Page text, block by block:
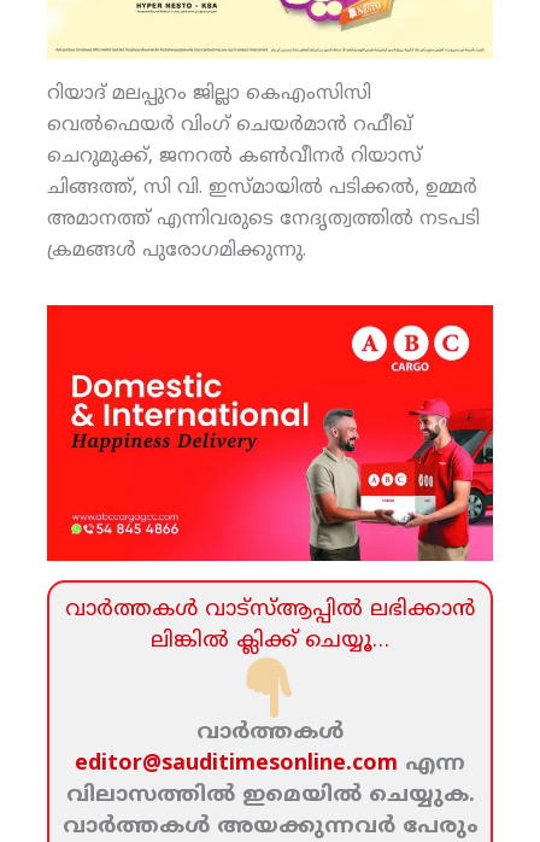
റിയാദ് മലപ്പുറം ജില്ലാ കെഎംസിസി
വെല്‍ഫെയര്‍ വിംഗ് ചെയര്‍മാന്‍ റഫീഖ്
ചെറുമുക്ക്, ജനറല്‍ കണ്‍വീനര്‍ റിയാസ്
ചിങ്ങത്ത്, സി വി. ഇസ്മായില്‍ പടിക്കല്‍, ഉമ്മര്‍
അമാനത്ത് എന്നിവരുടെ നേദൃത്വത്തില്‍ നടപടി
ക്രമങ്ങള്‍ പുരോഗമിക്കുന്നു.
വാര്‍ത്തകള്‍ വാട്‌സ്‌ആപ്പില്‍ ലഭിക്കാന്‍
ലിങ്കില്‍ ക്ലിക്ക്‌ ചെയ്യൂ…
വാര്‍ത്തകള്‍
editor@sauditimesonline.com എന്ന
വിലാസത്തില്‍ ഇമെയില്‍ ചെയ്യുക.
വാര്‍ത്തകള്‍ അയക്കുന്നവര്‍ പേരും